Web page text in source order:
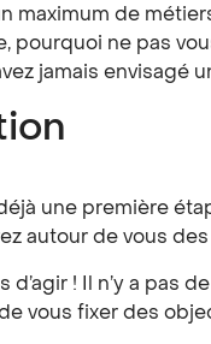
maximum de
pourquoi ne pas
jamais envisagé
une première
autour de vous
! Il n’y a pas
vous fixer des